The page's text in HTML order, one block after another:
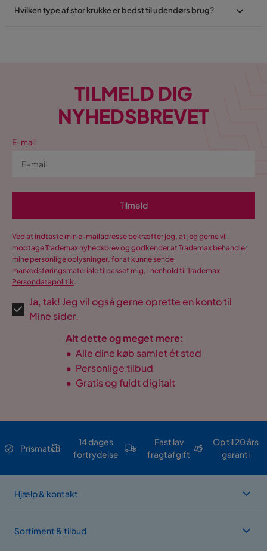
Hvilken type af stor krukke er bedst til udendørs brug?
TILMELD DIG
NYHEDSBREVET
E-mail
Tilmeld
Ved at indtaste min e-mailadresse bekræfter jeg, at jeg gerne vil
modtage Trademax nyhedsbrev og godkender at Trademax behandler
mine personlige oplysninger, for at kunne sende
markedsføringsmateriale tilpasset mig, i henhold til Trademax
Persondatapolitik.
Ja, tak! Jeg vil også gerne oprette en konto til
Mine sider.
Alt dette og meget mere:
• Alle dine køb samlet ét sted
• Personlige tilbud
• Gratis og fuldt digitalt
Prismatch
14 dages
fortrydelse
Fast lav
fragtafgift
Op til 20 års
garanti
Hjælp & kontakt
Sortiment & tilbud